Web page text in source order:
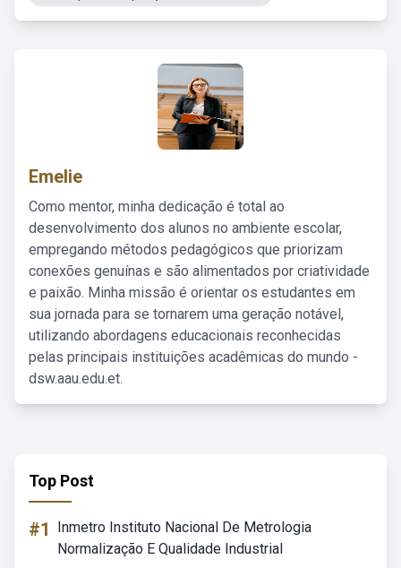
Emelie
Como mentor, minha dedicação é total ao
desenvolvimento dos alunos no ambiente escolar,
empregando métodos pedagógicos que priorizam
conexões genuínas e são alimentados por criatividade
e paixão. Minha missão é orientar os estudantes em
sua jornada para se tornarem uma geração notável,
utilizando abordagens educacionais reconhecidas
pelas principais instituições acadêmicas do mundo -
dsw.aau.edu.et.
Top Post
#1
Inmetro Instituto Nacional De Metrologia
Normalização E Qualidade Industrial